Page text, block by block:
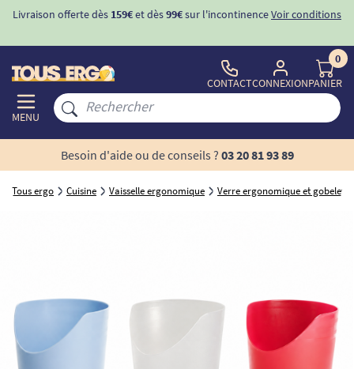
Livraison offerte dès 159€et dès99€sur l'incontinenceVoir conditions
MENU
CONTACTCONNEXION
0
PANIER
Besoin d'aide ou de conseils ? 03 20 81 93 89
Tous ergo Cuisine Vaisselle ergonomique Verre ergonomique et gobelet